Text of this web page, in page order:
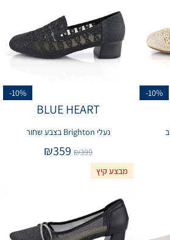
-10%
-10%
BLUE HEART
נעלי Brighton בצבע שחור
₪399
₪359
מבצע קיץ